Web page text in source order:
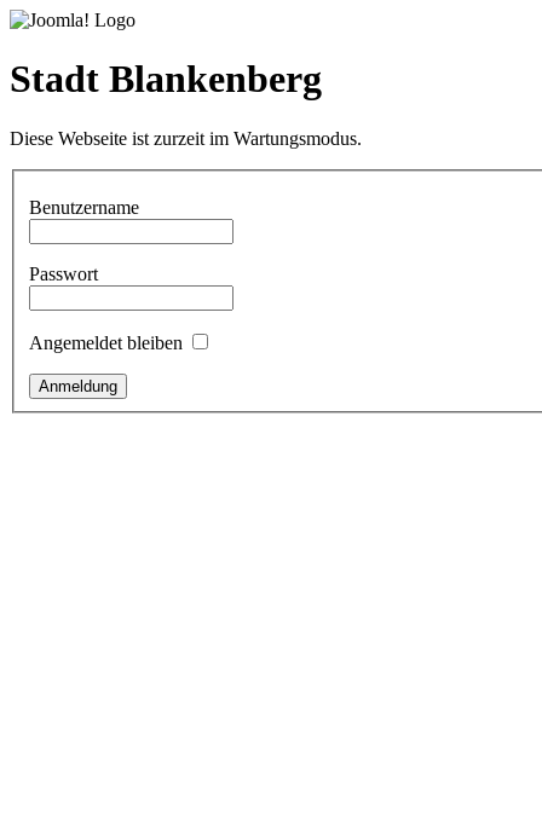
Stadt Blankenberg
Diese Webseite ist zurzeit im Wartungsmodus.
Benutzername
Passwort
Angemeldet bleiben